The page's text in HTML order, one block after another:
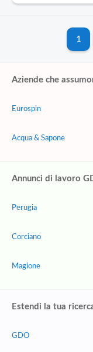
1
Aziende che
Eurospin
Acqua & Sapone
Annunci di lavoro
Perugia
Corciano
Magione
Estendi la tua
GDO